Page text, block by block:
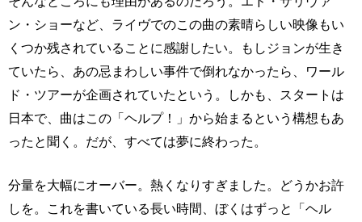
ン・ショーなど、ライヴでのこの曲の素晴らしい映像もい
くつか残されていることに感謝したい。もしジョンが生き
ていたら、あの忌まわしい事件で倒れなかったら、ワール
ド・ツアーが企画されていたという。しかも、スタートは
日本で、曲はこの「ヘルプ！」から始まるという構想もあ
ったと聞く。だが、すべては夢に終わった。
分量を大幅にオーバー。熱くなりすぎました。どうかお許
しを。これを書いている長い時間、ぼくはずっと「ヘル